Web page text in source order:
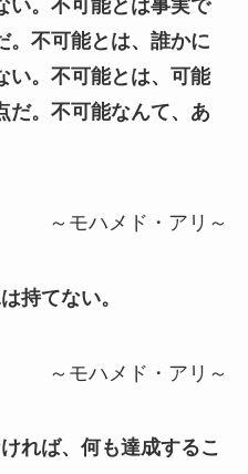
い。不可能とは事実で
。不可能とは、誰かに
い。不可能とは、可能
だ。不可能なんて、あ
～モハメド・アリ～
持てない。
～モハメド・アリ～
れば、何も達成するこ